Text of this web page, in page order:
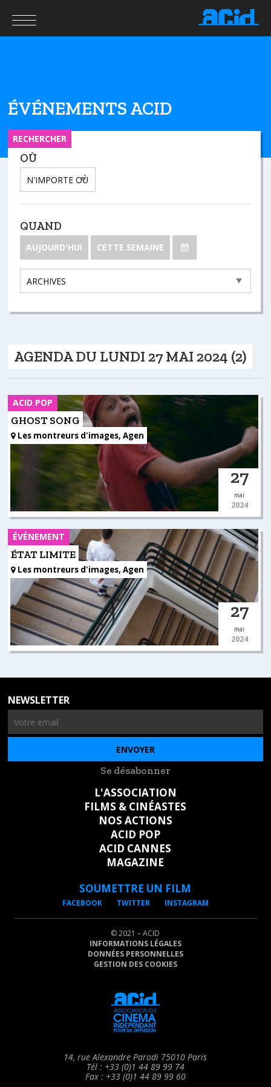
ÉVÉNEMENTS ACID
OÙ
QUAND
AUJOURD'HUI CETTE SEMAINE
RECHERCHER
AGENDA DU LUNDI 27 MAI 2024 (2)
GHOST SONG
Les montreurs d'images, Agen
27
mai
2024
ACID POP
ÉTAT LIMITE
Les montreurs d'images, Agen
27
mai
2024
ÉVÉNEMENT
NEWSLETTER
Se désabonner
L'ASSOCIATION
FILMS & CINÉASTES
NOS ACTIONS
ACID POP
ACID CANNES
MAGAZINE
SOUMETTRE UN FILM
FACEBOOK TWITTER INSTAGRAM
© 2021 – ACID
INFORMATIONS LÉGALES
DONNÉES PERSONNELLES
GESTION DES COOKIES
14, rue Alexandre Parodi 75010 Paris
Tél : +33 (0)1 44 89 99 74
Fax : +33 (0)1 44 89 99 60